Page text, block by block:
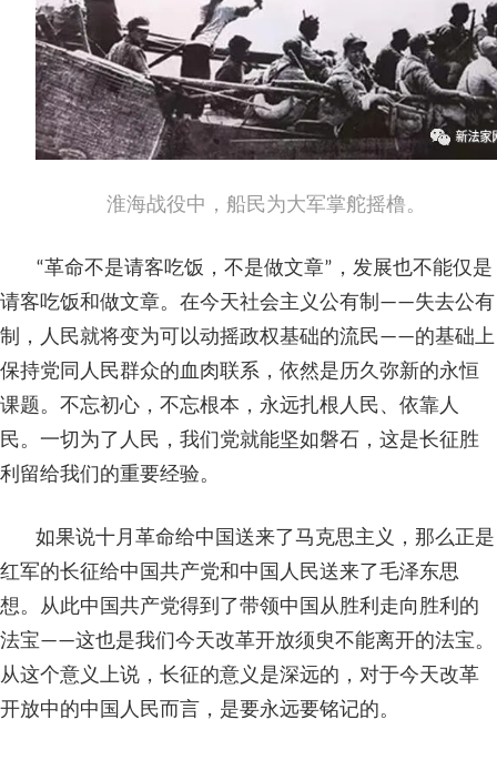
淮海战役中，船民为大军掌舵摇橹。
“革命不是请客吃饭，不是做文章”，发展也不能仅是
请客吃饭和做文章。在今天社会主义公有制——失去公有
制，人民就将变为可以动摇政权基础的流民——的基础上
保持党同人民群众的血肉联系，依然是历久弥新的永恒
课题。不忘初心，不忘根本，永远扎根人民、依靠人
民。一切为了人民，我们党就能坚如磐石，这是长征胜
利留给我们的重要经验。
如果说十月革命给中国送来了马克思主义，那么正是
红军的长征给中国共产党和中国人民送来了毛泽东思
想。从此中国共产党得到了带领中国从胜利走向胜利的
法宝——这也是我们今天改革开放须臾不能离开的法宝。
从这个意义上说，长征的意义是深远的，对于今天改革
开放中的中国人民而言，是要永远要铭记的。